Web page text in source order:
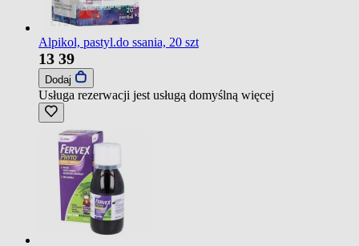
Alpikol, pastyl.do ssania, 20 szt
13 39
Dodaj
Usługa rezerwacji jest usługą domyślną więcej